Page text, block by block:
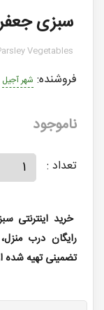
سبزی
Vegetables
فروشنده: شهر آجیل
ناموجود
تعداد :
خرید اینترنتی
رایگان درب
تضمینی تهیه شده